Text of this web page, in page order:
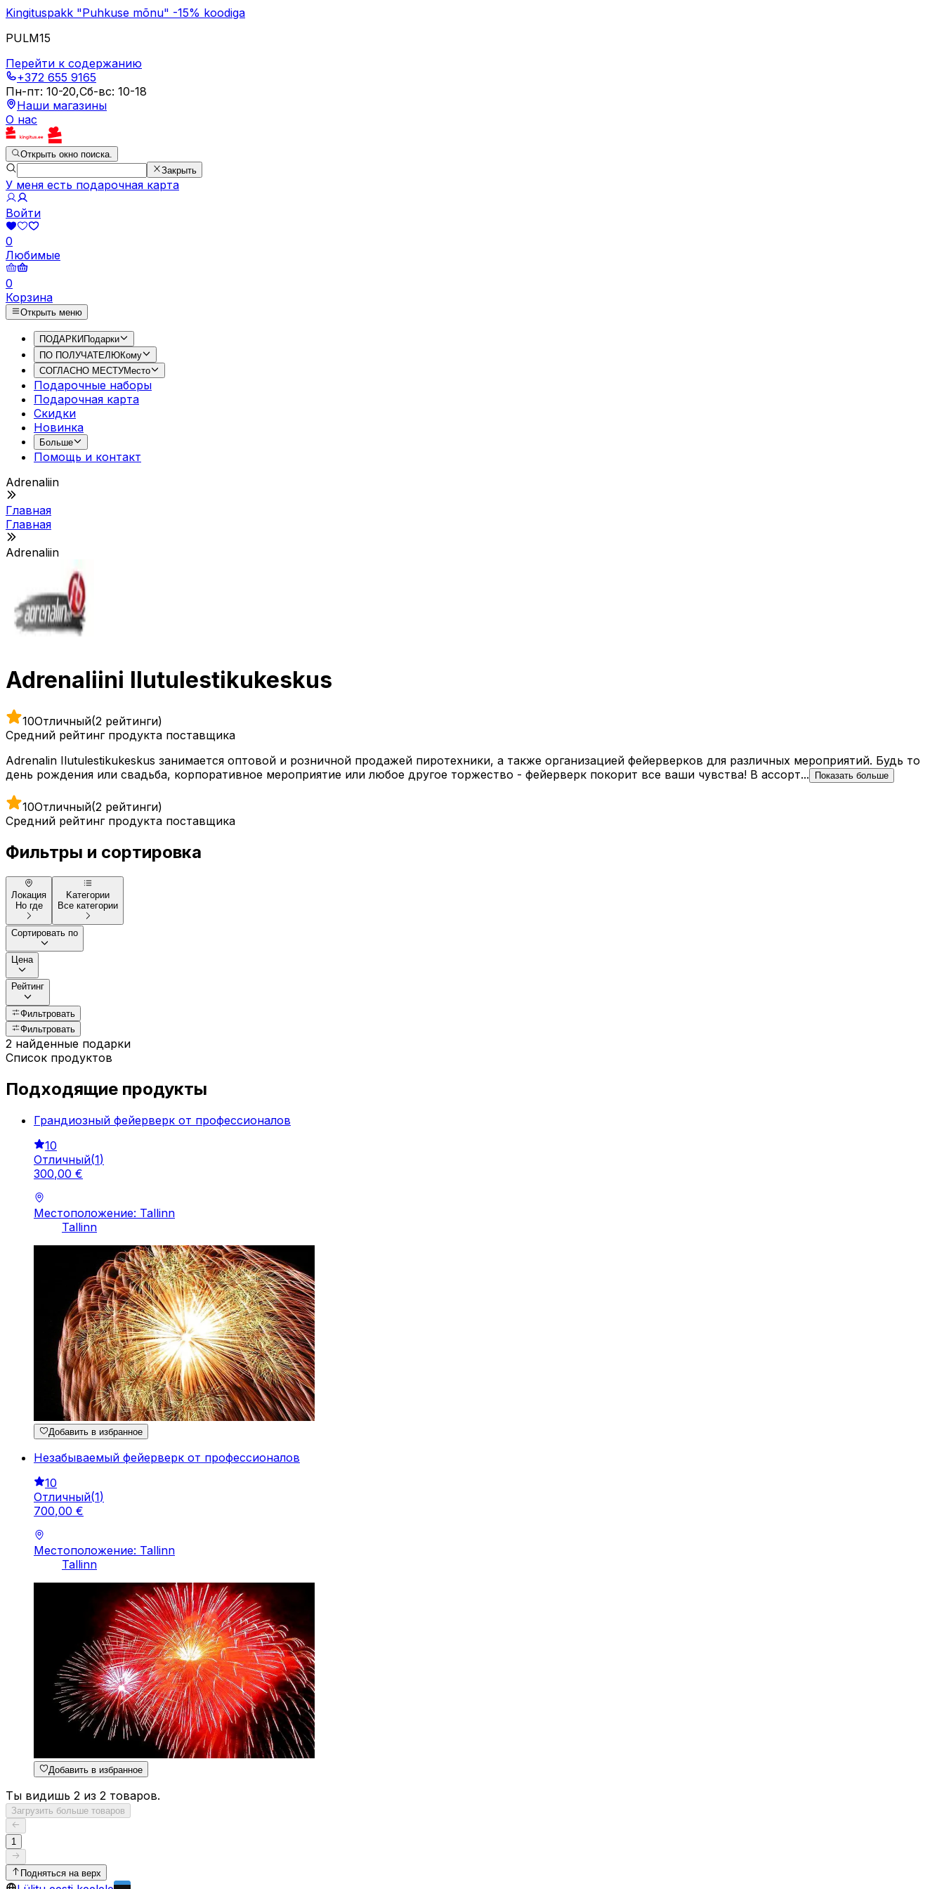
Kingituspakk "Puhkuse mõnu" -15% koodiga
PULM15
Перейти к содержанию
+372 655 9165
Пн-пт: 10-20,Сб-вс: 10-18
Наши магазины
О нас
Открыть окно поиска.
Закрыть
У меня есть подарочная карта
Войти
0
Любимые
0
Корзина
Открыть меню
ПОДАРКИ Подарки
ПО ПОЛУЧАТЕЛЮКому
СОГЛАСНО МЕСТУМесто
Подарочные наборы
Подарочная картa
Скидки
Новинка
Больше
Помощь и контакт
Adrenaliin
Главная
Главная
Adrenaliin
Adrenaliini Ilutulestikukeskus
10Отличный(2 рейтинги)
Средний рейтинг продукта поставщика
Adrenalin Ilutulestikukeskus занимается оптовой и розничной продажей пиротехники, а также организацией фейерверков для различных мероприятий. Будь то
день рождения или свадьба, корпоративное мероприятие или любое другое торжество - фейерверк покорит все ваши чувства! В ассорт...
Показать больше
10Отличный(2 рейтинги)
Средний рейтинг продукта поставщика
Фильтры и сортировка
Локация
Но где
Kатегории
Все категории
Сортировать по
Цена
Рейтинг
Фильтровать
Фильтровать
2 найденные подарки
Список продуктов
Подходящие продукты
Грандиозный фейерверк от профессионалов
10
Отличный(1)
300,00 €
Местоположение: Tallinn
Tallinn
Добавить в избранное
Незабываемый фейерверк от профессионалов
10
Отличный(1)
700,00 €
Местоположение: Tallinn
Tallinn
Добавить в избранное
Ты видишь 2 из 2 товаров.
Загрузить больше товаров
1
Подняться на верх